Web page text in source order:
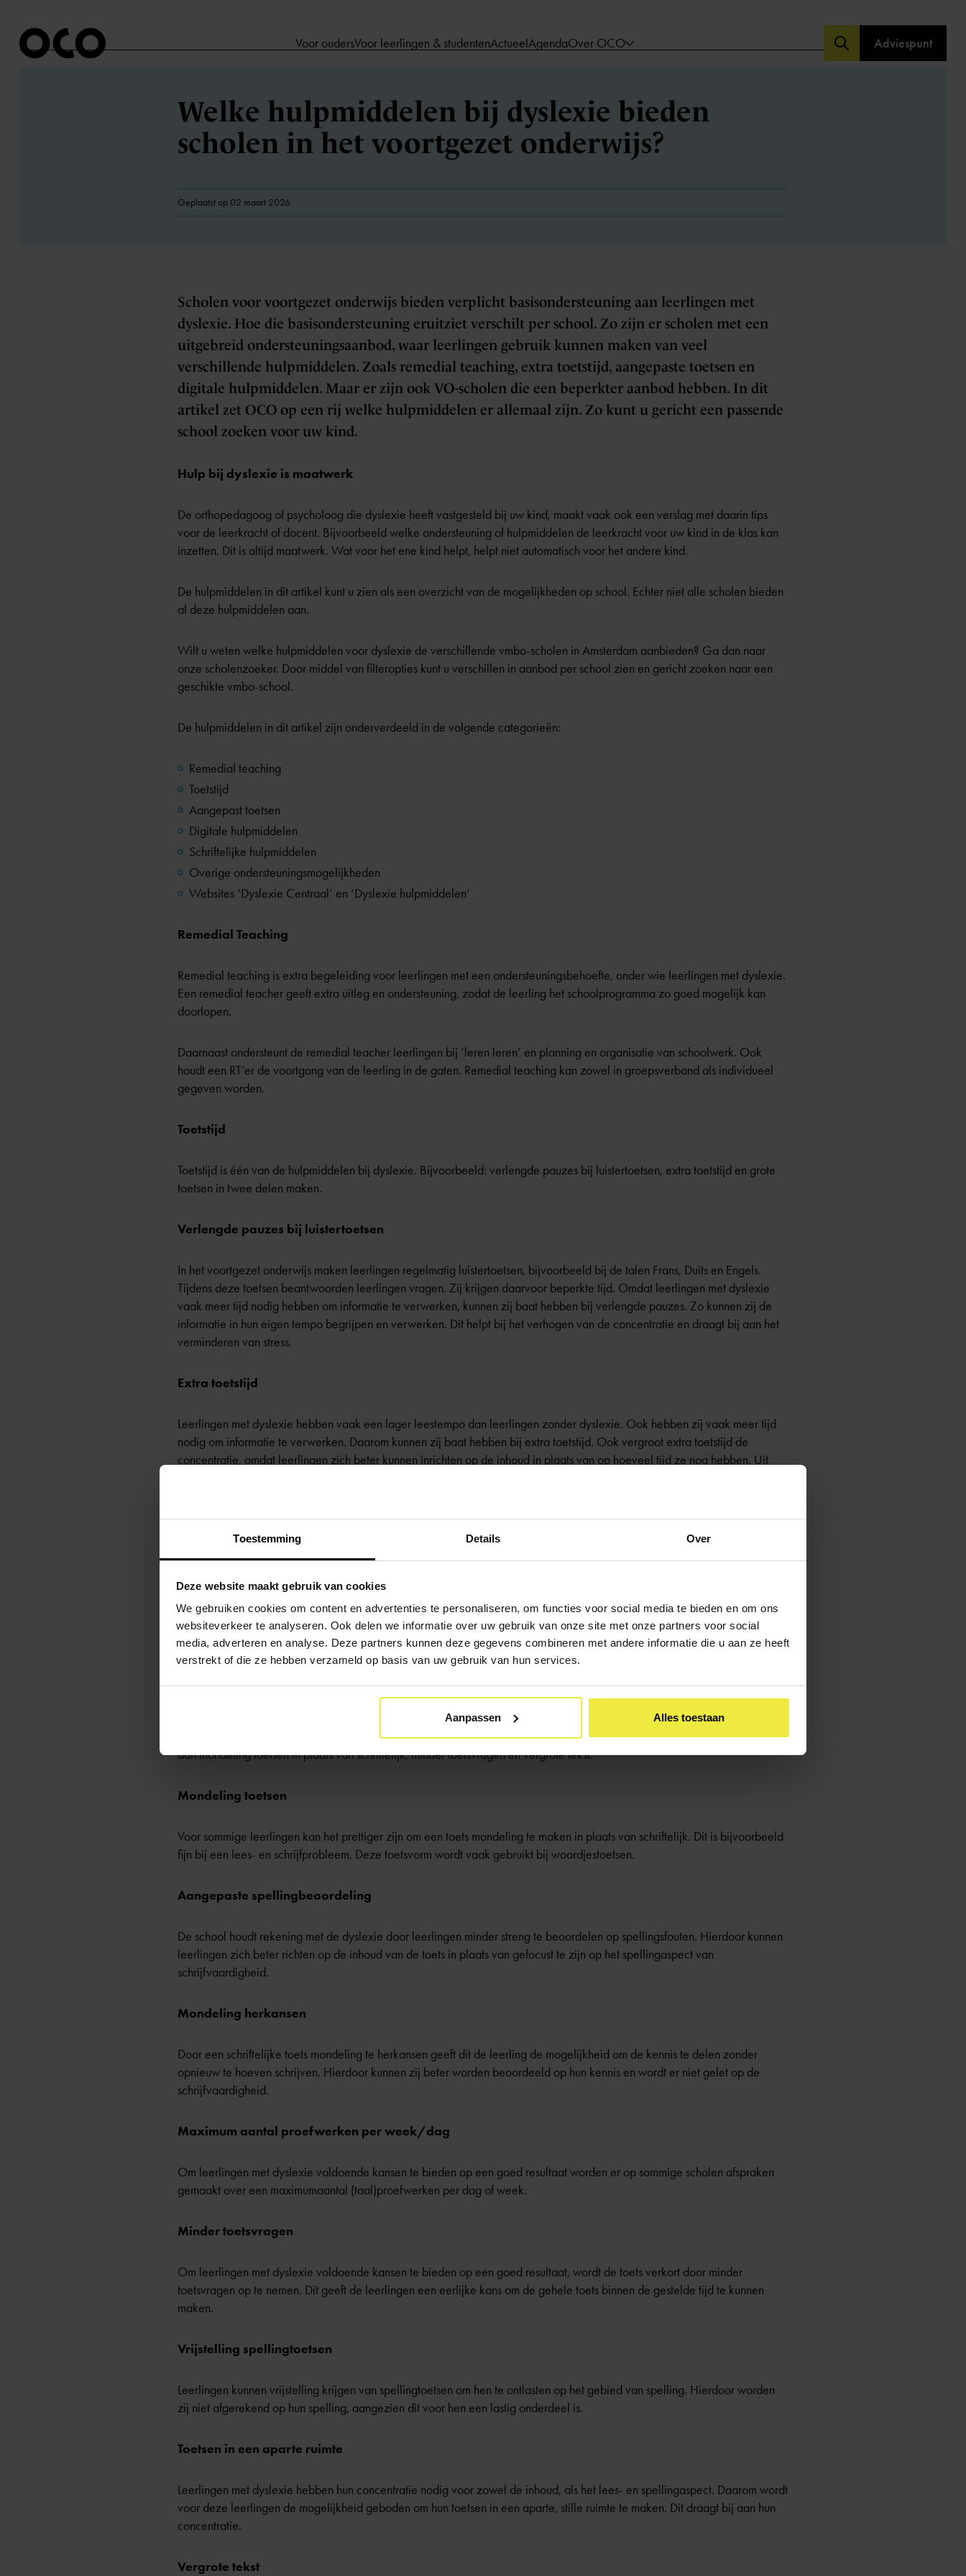
Toestemming Details Over
Deze website maakt gebruik van cookies
We gebruiken cookies om content en advertenties te personaliseren, om functies voor social media te bieden en om ons
websiteverkeer te analyseren. Ook delen we informatie over uw gebruik van onze site met onze partners voor social
media, adverteren en analyse. Deze partners kunnen deze gegevens combineren met andere informatie die u aan ze heeft
verstrekt of die ze hebben verzameld op basis van uw gebruik van hun services.
Aanpassen Alles toestaan
Voor oudersVoor leerlingen & studentenActueelAgendaOver OCO Adviespunt
Welke hulpmiddelen bij dyslexie bieden
scholen in het voortgezet onderwijs?
Geplaatst op 02 maart 2026
Scholen voor voortgezet onderwijs bieden verplicht basisondersteuning aan leerlingen met
dyslexie. Hoe die basisondersteuning eruitziet verschilt per school. Zo zijn er scholen met een
uitgebreid ondersteuningsaanbod, waar leerlingen gebruik kunnen maken van veel
verschillende hulpmiddelen. Zoals remedial teaching, extra toetstijd, aangepaste toetsen en
digitale hulpmiddelen. Maar er zijn ook VO-scholen die een beperkter aanbod hebben. In dit
artikel zet OCO op een rij welke hulpmiddelen er allemaal zijn. Zo kunt u gericht een passende
school zoeken voor uw kind.
Hulp bij dyslexie is maatwerk
De orthopedagoog of psycholoog die dyslexie heeft vastgesteld bij uw kind, maakt vaak ook een verslag met daarin tips
voor de leerkracht of docent. Bijvoorbeeld welke ondersteuning of hulpmiddelen de leerkracht voor uw kind in de klas kan
inzetten. Dit is altijd maatwerk. Wat voor het ene kind helpt, helpt niet automatisch voor het andere kind.
De hulpmiddelen in dit artikel kunt u zien als een overzicht van de mogelijkheden op school. Echter niet alle scholen bieden
al deze hulpmiddelen aan.
Wilt u weten welke hulpmiddelen voor dyslexie de verschillende vmbo-scholen in Amsterdam aanbieden? Ga dan naar
onze scholenzoeker. Door middel van filteropties kunt u verschillen in aanbod per school zien en gericht zoeken naar een
geschikte vmbo-school.
De hulpmiddelen in dit artikel zijn onderverdeeld in de volgende categorieën:
Remedial teaching
Toetstijd
Aangepast toetsen
Digitale hulpmiddelen
Schriftelijke hulpmiddelen
Overige ondersteuningsmogelijkheden
Websites ‘Dyslexie Centraal’ en ‘Dyslexie hulpmiddelen’
Remedial Teaching
Remedial teaching is extra begeleiding voor leerlingen met een ondersteuningsbehoefte, onder wie leerlingen met dyslexie.
Een remedial teacher geeft extra uitleg en ondersteuning, zodat de leerling het schoolprogramma zo goed mogelijk kan
doorlopen.
Daarnaast ondersteunt de remedial teacher leerlingen bij ‘leren leren’ en planning en organisatie van schoolwerk. Ook
houdt een RT’er de voortgang van de leerling in de gaten. Remedial teaching kan zowel in groepsverband als individueel
gegeven worden.
Toetstijd
Toetstijd is één van de hulpmiddelen bij dyslexie. Bijvoorbeeld: verlengde pauzes bij luistertoetsen, extra toetstijd en grote
toetsen in twee delen maken.
Verlengde pauzes bij luistertoetsen
In het voortgezet onderwijs maken leerlingen regelmatig luistertoetsen, bijvoorbeeld bij de talen Frans, Duits en Engels.
Tijdens deze toetsen beantwoorden leerlingen vragen. Zij krijgen daarvoor beperkte tijd. Omdat leerlingen met dyslexie
vaak meer tijd nodig hebben om informatie te verwerken, kunnen zij baat hebben bij verlengde pauzes. Zo kunnen zij de
informatie in hun eigen tempo begrijpen en verwerken. Dit helpt bij het verhogen van de concentratie en draagt bij aan het
verminderen van stress.
Extra toetstijd
Leerlingen met dyslexie hebben vaak een lager leestempo dan leerlingen zonder dyslexie. Ook hebben zij vaak meer tijd
nodig om informatie te verwerken. Daarom kunnen zij baat hebben bij extra toetstijd. Ook vergroot extra toetstijd de
concentratie, omdat leerlingen zich beter kunnen inrichten op de inhoud in plaats van op hoeveel tijd ze nog hebben. Uit
Grote toetsen in twee delen maken
en de concentratie verhogen.
Tip: om de behoeften van uw kind duidelijk in kaart te brengen kunt u samen met de docent het analysemodel
invullen, dat
met Vlaamse subsidiegelden is ontwikkeld.
Hulpmiddelen dyslexie: aangepast toetsen
Aangepast toetsen is één van de hulpmiddelen die scholen kunnen inzetten bij leerlingen met dyslexie. Denk bijvoorbeeld
aan mondeling toetsen in plaats van schriftelijk, minder toetsvragen en vergrote tekst.
Mondeling toetsen
Voor sommige leerlingen kan het prettiger zijn om een toets mondeling te maken in plaats van schriftelijk. Dit is bijvoorbeeld
fijn bij een lees- en schrijfprobleem. Deze toetsvorm wordt vaak gebruikt bij woordjestoetsen.
Aangepaste spellingbeoordeling
De school houdt rekening met de dyslexie door leerlingen minder streng te beoordelen op spellingsfouten. Hierdoor kunnen
leerlingen zich beter richten op de inhoud van de toets in plaats van gefocust te zijn op het spellingaspect van
schrijfvaardigheid.
Mondeling herkansen
Door een schriftelijke toets mondeling te herkansen geeft dit de leerling de mogelijkheid om de kennis te delen zonder
opnieuw te hoeven schrijven. Hierdoor kunnen zij beter worden beoordeeld op hun kennis en wordt er niet gelet op de
schrijfvaardigheid.
Maximum aantal proefwerken per week/dag
Om leerlingen met dyslexie voldoende kansen te bieden op een goed resultaat worden er op sommige scholen afspraken
gemaakt over een maximumaantal (taal)proefwerken per dag of week.
Minder toetsvragen
Om leerlingen met dyslexie voldoende kansen te bieden op een goed resultaat, wordt de toets verkort door minder
toetsvragen op te nemen. Dit geeft de leerlingen een eerlijke kans om de gehele toets binnen de gestelde tijd te kunnen
maken.
Vrijstelling spellingtoetsen
Leerlingen kunnen vrijstelling krijgen van spellingtoetsen om hen te ontlasten op het gebied van spelling. Hierdoor worden
zij niet afgerekend op hun spelling, aangezien dit voor hen een lastig onderdeel is.
Toetsen in een aparte ruimte
Leerlingen met dyslexie hebben hun concentratie nodig voor zowel de inhoud, als het lees- en spellingaspect. Daarom wordt
voor deze leerlingen de mogelijkheid geboden om hun toetsen in een aparte, stille ruimte te maken. Dit draagt bij aan hun
concentratie.
Vergrote tekst